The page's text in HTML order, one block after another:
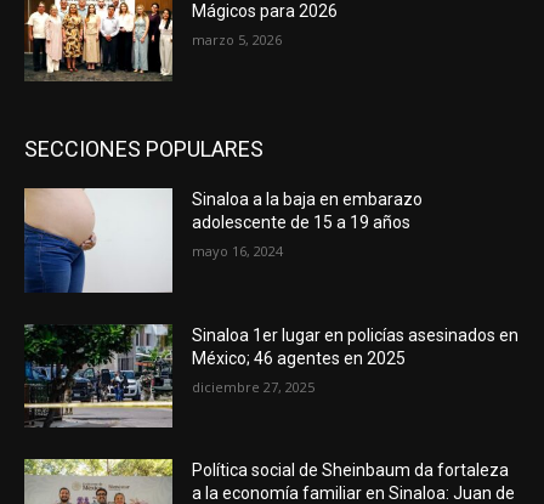
Mágicos para 2026
marzo 5, 2026
SECCIONES POPULARES
Sinaloa a la baja en embarazo
adolescente de 15 a 19 años
mayo 16, 2024
Sinaloa 1er lugar en policías asesinados en
México; 46 agentes en 2025
diciembre 27, 2025
Política social de Sheinbaum da fortaleza
a la economía familiar en Sinaloa: Juan de